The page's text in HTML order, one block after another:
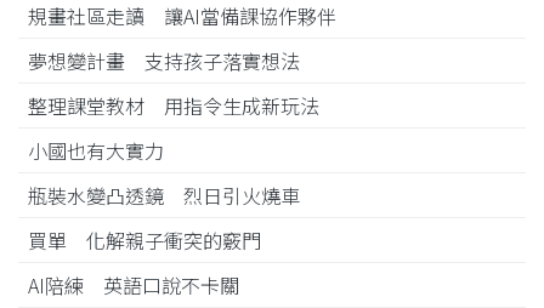
規畫社區走讀 讓AI當備課協作夥伴
夢想變計畫 支持孩子落實想法
整理課堂教材 用指令生成新玩法
小國也有大實力
瓶裝水變凸透鏡 烈日引火燒車
買單 化解親子衝突的竅門
AI陪練 英語口說不卡關